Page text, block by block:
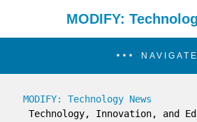
MODIFY:
NAVIGATE
MODIFY: Technology News